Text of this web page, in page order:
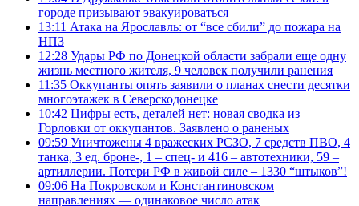
городе призывают эвакуироваться
13:11 Атака на Ярославль: от “все сбили” до пожара на
НПЗ
12:28 Удары РФ по Донецкой области забрали еще одну
жизнь местного жителя, 9 человек получили ранения
11:35 Оккупанты опять заявили о планах снести десятки
многоэтажек в Северскодонецке
10:42 Цифры есть, деталей нет: новая сводка из
Горловки от оккупантов. Заявлено о раненых
09:59 Уничтожены 4 вражеских РСЗО, 7 средств ПВО, 4
танка, 3 ед. броне-, 1 – спец- и 416 – автотехники, 59 –
артиллерии. Потери РФ в живой силе – 1330 “штыков”!
09:06 На Покровском и Константиновском
направлениях — одинаковое число атак